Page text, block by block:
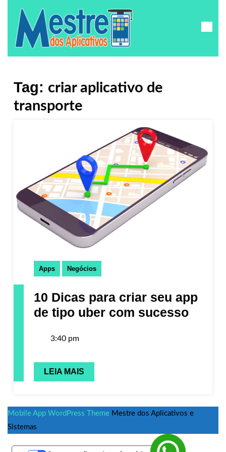
Tag: criar aplicativo de
transporte
Apps Negócios
10 Dicas para criar seu app
de tipo uber com sucesso
3:40 pm
LEIA MAIS
Mobile App WordPress Theme Mestre dos Aplicativos e
Sistemas